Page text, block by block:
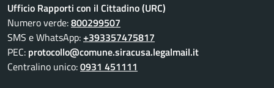
Ufficio Rapporti con il Cittadino (URC)
Numero verde:800299507
SMS e WhatsApp:+393357475817
PEC: protocollo@comune.siracusa.legalmail.it
Centralino unico:0931 451111